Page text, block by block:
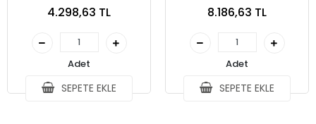
4.298,63 TL
Adet
SEPETE EKLE
8.186,63 TL
Adet
SEPETE EKLE